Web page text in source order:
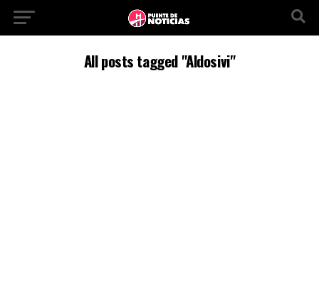
All posts tagged "Aldosivi"